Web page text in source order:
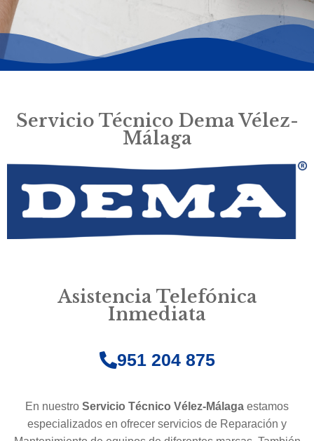
Servicio Técnico Dema Vélez-
Málaga
Asistencia Telefónica
Inmediata
951 204 875
En nuestro Servicio Técnico Vélez-Málaga estamos
especializados en ofrecer servicios de Reparación y